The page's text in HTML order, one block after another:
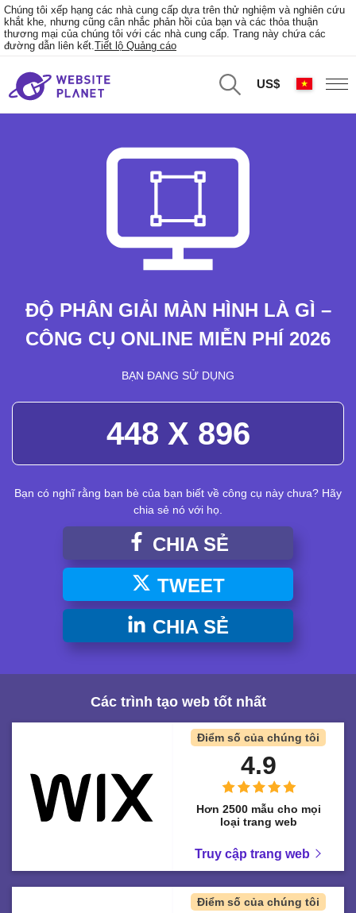
Chúng tôi xếp hạng các nhà cung cấp dựa trên thử nghiệm và nghiên cứu
khắt khe, nhưng cũng cân nhắc phản hồi của bạn và các thỏa thuận
thương mại của chúng tôi với các nhà cung cấp. Trang này chứa các
đường dẫn liên kết.Tiết lộ Quảng cáo
US$
ĐỘ PHÂN GIẢI MÀN HÌNH LÀ GÌ –
CÔNG CỤ ONLINE MIỄN PHÍ 2026
BẠN ĐANG SỬ DỤNG
448 X 896
Bạn có nghĩ rằng bạn bè của bạn biết về công cụ này chưa? Hãy
chia sẻ nó với họ.
CHIA SẺ
TWEET
CHIA SẺ
Các trình tạo web tốt nhất
Điểm số của chúng tôi
4.9
Hơn 2500 mẫu cho mọi
loại trang web
Truy cập trang web
Điểm số của chúng tôi